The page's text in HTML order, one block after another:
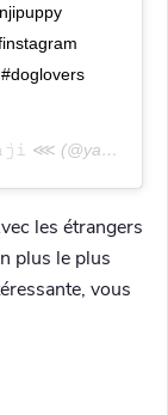
⋘ (@yagoh.the.basenji) on
les étrangers
plus le plus
vous